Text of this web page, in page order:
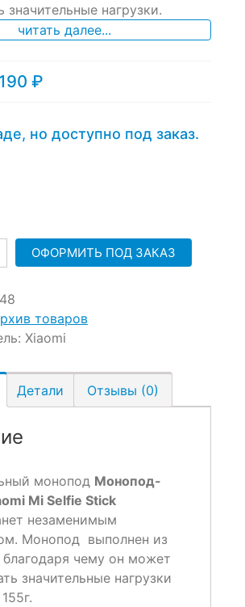
нагрузки.
читать далее...
₽
но доступно под заказ.
ОФОРМИТЬ ПОД ЗАКАЗ
товаров
Xiaomi
Детали Отзывы (0)
монопод Монопод-
Mi Selfie Stick
незаменимым
Монопод выполнен из
чему он может
значительные нагрузки